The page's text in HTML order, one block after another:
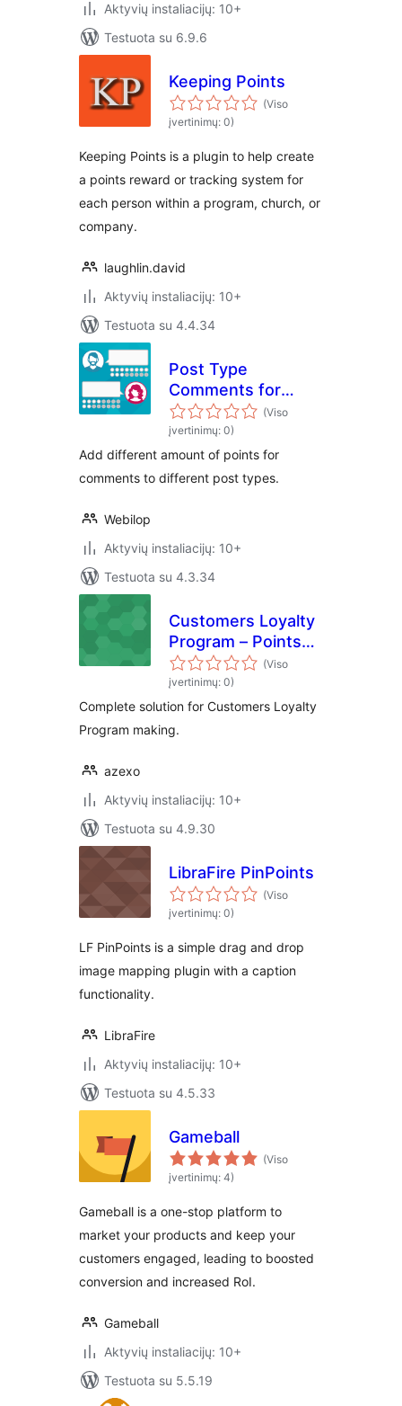
Aktyvių instaliacijų: 10+
Testuota su 6.9.6
Keeping Points
(Viso
įvertinimų: 0)
Keeping Points is a plugin to help create
a points reward or tracking system for
each person within a program, church, or
company.
laughlin.david
Aktyvių instaliacijų: 10+
Testuota su 4.4.34
Post Type
Comments for
myCRED
(Viso
įvertinimų: 0)
Add different amount of points for
comments to different post types.
Webilop
Aktyvių instaliacijų: 10+
Testuota su 4.3.34
Customers Loyalty
Program – Points
and Rewards(Viso
įvertinimų: 0)
Complete solution for Customers Loyalty
Program making.
azexo
Aktyvių instaliacijų: 10+
Testuota su 4.9.30
LibraFire PinPoints
(Viso
įvertinimų: 0)
LF PinPoints is a simple drag and drop
image mapping plugin with a caption
functionality.
LibraFire
Aktyvių instaliacijų: 10+
Testuota su 4.5.33
Gameball
(Viso
įvertinimų: 4)
Gameball is a one-stop platform to
market your products and keep your
customers engaged, leading to boosted
conversion and increased RoI.
Gameball
Aktyvių instaliacijų: 10+
Testuota su 5.5.19